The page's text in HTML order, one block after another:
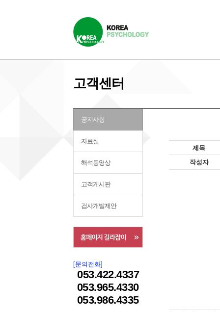
고객센터
공지사항
자료실
해석동영상
고객게시판
검사개발제안
[문의전화]
053.422.4337
053.965.4330
053.986.4335
제목
작성자